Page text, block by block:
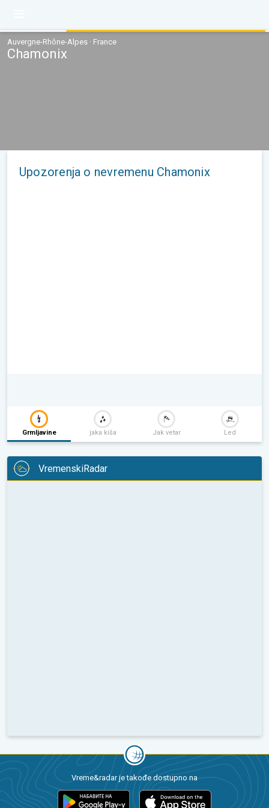
Auvergne-Rhône-Alpes · France
Chamonix
Upozorenja o nevremenu Chamonix
Grmljavine jaka kiša Jak vetar Led
VremenskiRadar
Vreme&radar je takođe dostupno na